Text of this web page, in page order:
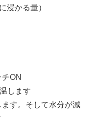
る量）
ON
します
す。そして水分が減